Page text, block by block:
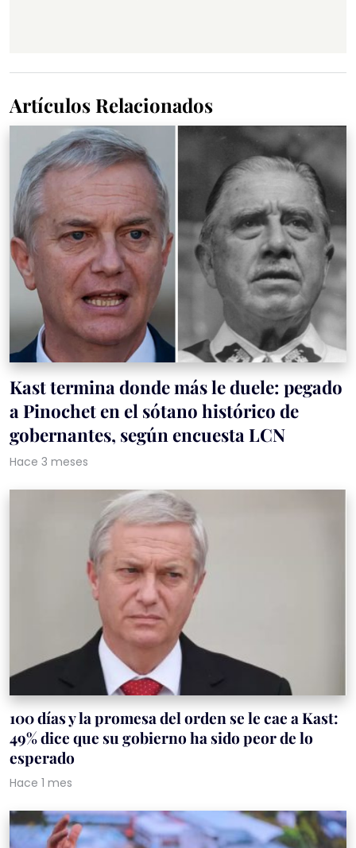
Artículos Relacionados
Kast termina donde más le duele: pegado
a Pinochet en el sótano histórico de
gobernantes, según encuesta LCN
Hace 3 meses
100 días y la promesa del orden se le cae a Kast:
49% dice que su gobierno ha sido peor de lo
esperado
Hace 1 mes